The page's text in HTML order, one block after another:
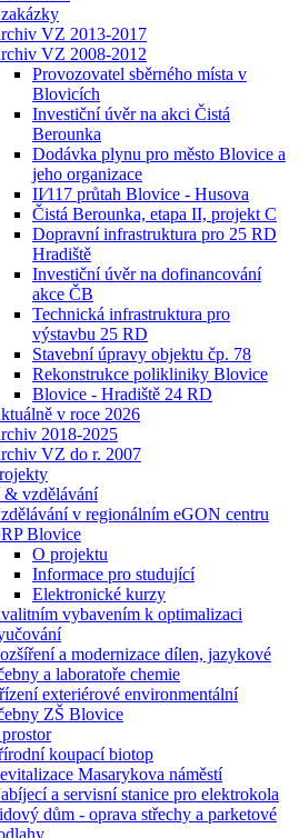
VZ 2013-2017
VZ 2008-2012
Provozovatel sběrného místa v
Blovicích
Investiční úvěr na akci Čistá
Berounka
Dodávka plynu pro město Blovice a
jeho organizace
II⁄117 průtah Blovice - Husova
Čistá Berounka, etapa II, projekt C
Dopravní infrastruktura pro 25 RD
Hradiště
Investiční úvěr na dofinancování
akce ČB
Technická infrastruktura pro
výstavbu 25 RD
Stavební úpravy objektu čp. 78
Rekonstrukce polikliniky Blovice
Blovice - Hradiště 24 RD
v roce 2026
2018-2025
VZ do r. 2007
& vzdělávání
v regionálním eGON centru
Blovice
O projektu
Informace pro studující
Elektronické kurzy
vybavením k optimalizaci
a modernizace dílen, jazykové
a laboratoře chemie
exteriérové environmentální
ZŠ Blovice
koupací biotop
Masarykova náměstí
a servisní stanice pro elektrokola
dům - oprava střechy a parketové